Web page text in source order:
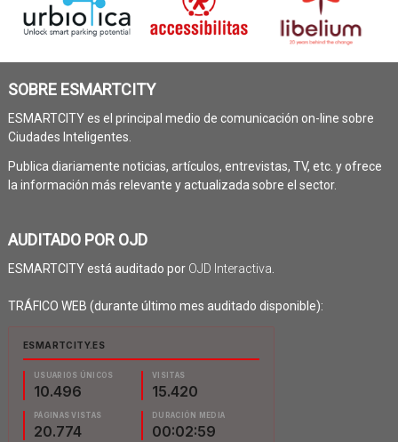
SOBRE ESMARTCITY
ESMARTCITY es el principal medio de comunicación on-line sobre
Ciudades Inteligentes.
Publica diariamente noticias, artículos, entrevistas, TV, etc. y ofrece
la información más relevante y actualizada sobre el sector.
AUDITADO POR OJD
ESMARTCITY está auditado por OJD Interactiva
TRÁFICO WEB (durante último mes auditado disponible):